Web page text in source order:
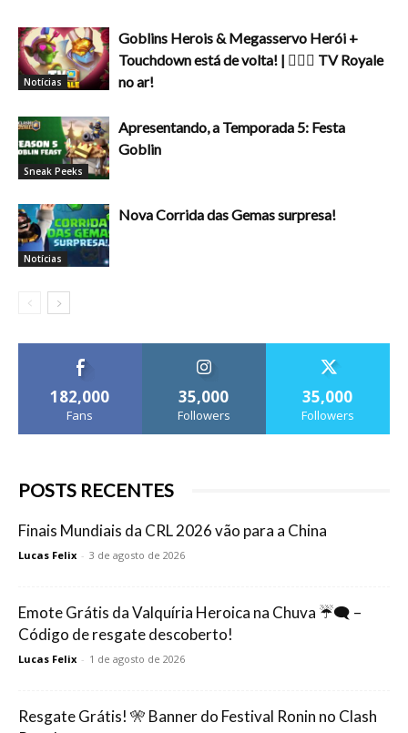
Notícias
Goblins Herois & Megasservo Herói +
Touchdown está de volta! | ❤️‍🔥👀 TV Royale
no ar!
Sneak Peeks
Apresentando, a Temporada 5: Festa
Goblin
Notícias
Nova Corrida das Gemas surpresa!
182,000
Fans
35,000
Followers
35,000
Followers
POSTS RECENTES
Finais Mundiais da CRL 2026 vão para a China
Lucas Felix - 3 de agosto de 2026
Emote Grátis da Valquíria Heroica na Chuva ☔🗨️ –
Código de resgate descoberto!
Lucas Felix - 1 de agosto de 2026
Resgate Grátis! 🎌 Banner do Festival Ronin no Clash